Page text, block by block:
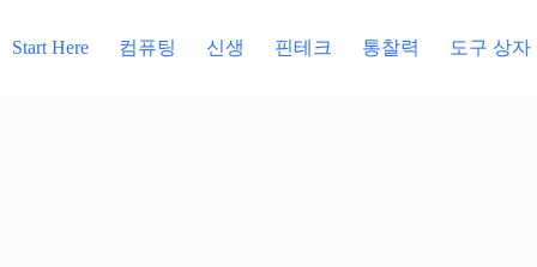
Start Here 컴퓨팅 신생 핀테크 통찰력 도구 상자